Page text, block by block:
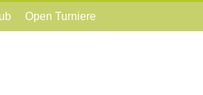
Open Turniere